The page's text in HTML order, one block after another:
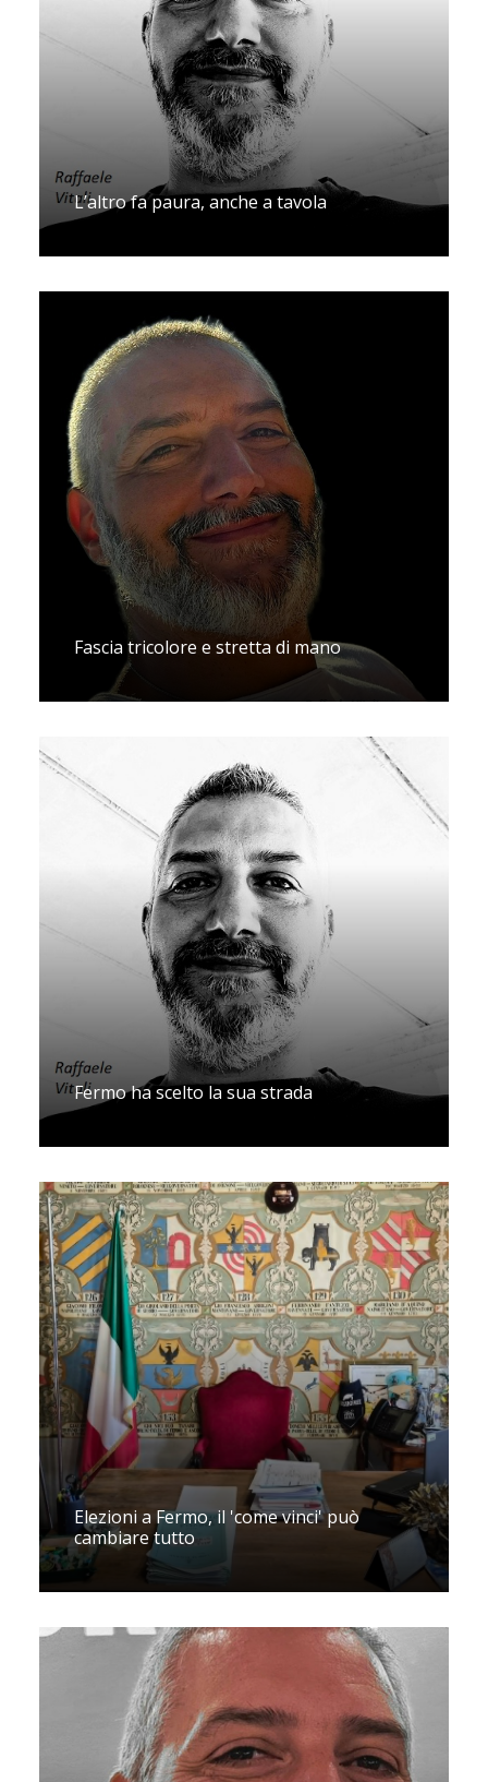
L’altro fa paura, anche a tavola
Fascia tricolore e stretta di mano
Fermo ha scelto la sua strada
Elezioni a Fermo, il 'come vinci' può
cambiare tutto